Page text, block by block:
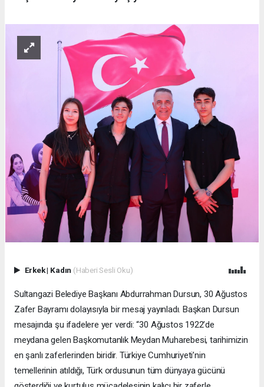
Erkek| Kadın (Haberi Sesli Oku)
Sultangazi Belediye Başkanı Abdurrahman Dursun, 30 Ağustos
Zafer Bayramı dolayısıyla bir mesaj yayınladı. Başkan Dursun
mesajında şu ifadelere yer verdi: “30 Ağustos 1922’de
meydana gelen Başkomutanlık Meydan Muharebesi, tarihimizin
en şanlı zaferlerinden biridir. Türkiye Cumhuriyeti’nin
temellerinin atıldığı, Türk ordusunun tüm dünyaya gücünü